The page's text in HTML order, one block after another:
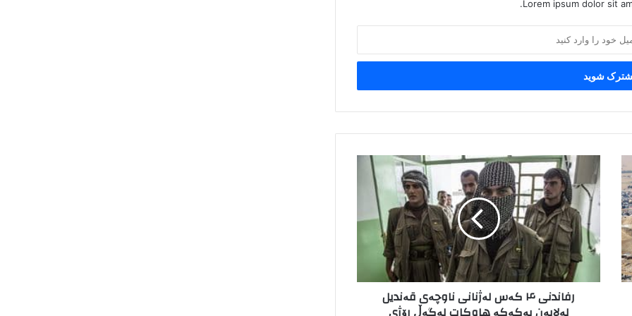
Lorem ipsum dolor sit
ر
ف
ا
ن
ن
ی
ک
رفاندنی ۴ کەس لەژنانی ناوچەی قەندیل